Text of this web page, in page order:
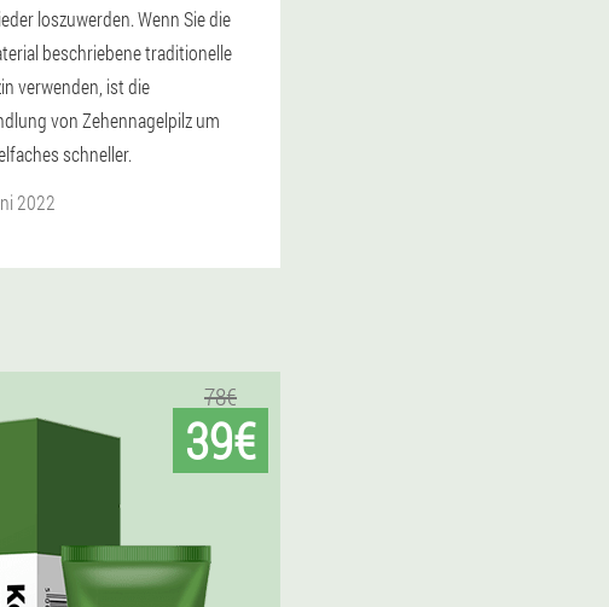
loszuwerden. Wenn Sie die
beschriebene traditionelle
verwenden, ist die
von Zehennagelpilz um
schneller.
2022
78€
39€